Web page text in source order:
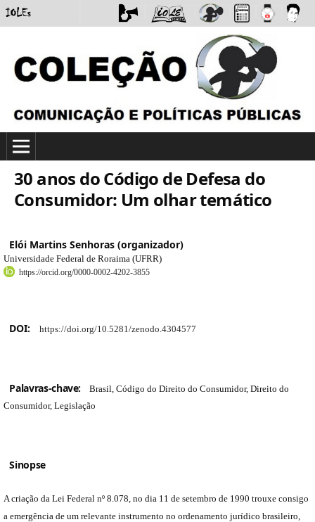
30 anos do Código de Defesa do
Consumidor: Um olhar temático
Elói Martins Senhoras (organizador)
Universidade Federal de Roraima (UFRR)
https://orcid.org/0000-0002-4202-3855
DOI: https://doi.org/10.5281/zenodo.4304577
Palavras-chave:
Brasil, Código do Direito do Consumidor, Direito do
Consumidor, Legislação
Sinopse
A criação da Lei Federal nº 8.078, no dia 11 de setembro de 1990 trouxe consigo
a emergência de um relevante instrumento no ordenamento jurídico brasileiro,